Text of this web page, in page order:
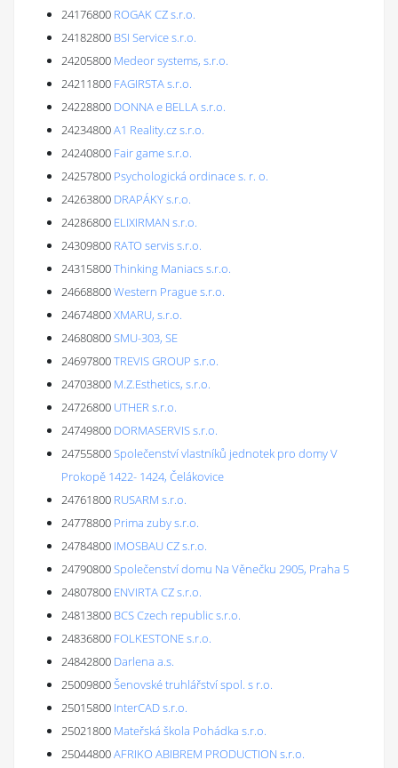
24176800 ROGAK CZ s.r.o.
24182800 BSI Service s.r.o.
24205800 Medeor systems, s.r.o.
24211800 FAGIRSTA s.r.o.
24228800 DONNA e BELLA s.r.o.
24234800A1 Reality.cz s.r.o.
24240800 Fair game s.r.o.
24257800 Psychologická ordinace s. r. o.
24263800 DRAPÁKY s.r.o.
24286800 ELIXIRMAN s.r.o.
24309800 RATO servis s.r.o.
24315800Thinking Maniacs s.r.o.
24668800Western Prague s.r.o.
24674800XMARU, s.r.o.
24680800SMU-303, SE
24697800TREVIS GROUP s.r.o.
24703800 M.Z.Esthetics, s.r.o.
24726800 UTHER s.r.o.
24749800 DORMASERVIS s.r.o.
24755800Společenství vlastníků jednotek pro domy V
Prokopě 1422- 1424, Čelákovice
24761800 RUSARM s.r.o.
24778800 Prima zuby s.r.o.
24784800 IMOSBAU CZ s.r.o.
24790800Společenství domu Na Věnečku 2905, Praha 5
24807800 ENVIRTA CZ s.r.o.
24813800 BCS Czech republic s.r.o.
24836800 FOLKESTONE s.r.o.
24842800 Darlena a.s.
25009800Šenovské truhlářství spol. s r.o.
25015800 InterCAD s.r.o.
25021800 Mateřská škola Pohádka s.r.o.
25044800AFRIKO ABIBREM PRODUCTION s.r.o.